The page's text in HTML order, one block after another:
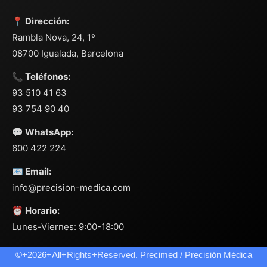
📍 Dirección:
Rambla Nova, 24, 1º
08700 Igualada, Barcelona
📞 Teléfonos:
93 510 41 63
93 754 90 40
💬 WhatsApp:
600 422 224
📧 Email:
info@precision-medica.com
⏰ Horario:
Lunes-Viernes: 9:00-18:00
©+2026+All+Rights+Reserved. Precimed / Precisión Médica